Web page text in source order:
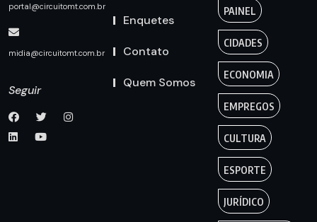
portal@circuitomt.com.br
midia@circuitomt.com.br
Seguir
Enquetes
Contato
Quem Somos
PAINEL
CIDADES
ECONOMIA
EMPREGOS
CULTURA
ESPORTE
JURÍDICO